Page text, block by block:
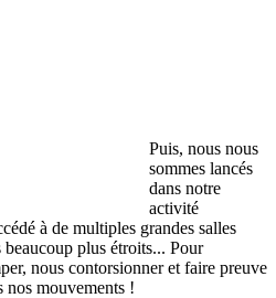
Puis, nous nous
sommes lancés
dans notre
activité
à de multiples grandes salles
beaucoup plus étroits... Pour
nous contorsionner et faire preuve
nos mouvements !